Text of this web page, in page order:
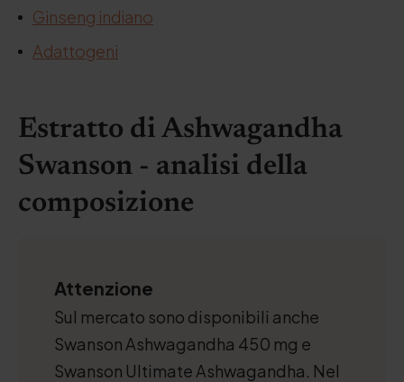
Ginseng indiano
Adattogeni
Estratto di Ashwagandha
Swanson - analisi della
composizione
Attenzione
Sul mercato sono disponibili anche
Swanson Ashwagandha 450 mg e
Swanson Ultimate Ashwagandha. Nel